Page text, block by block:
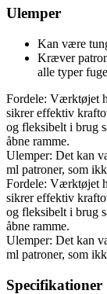
Ulemper
Kan være
Kræver
alle typer
Fordele: Værktøjet
sikrer effektiv
og fleksibelt i brug
åbne ramme.
Ulemper: Det kan
ml patroner, som
Fordele: Værktøjet
sikrer effektiv
og fleksibelt i brug
åbne ramme.
Ulemper: Det kan
ml patroner, som
Specifikationer